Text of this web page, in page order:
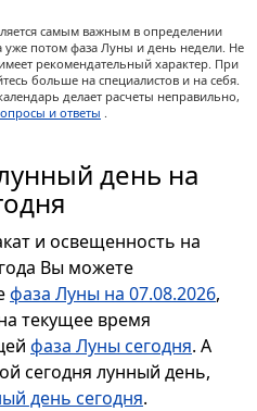
самым важным в определении
потом фаза Луны и день недели. Не
рекомендательный характер. При
больше на специалистов и на себя.
делает расчеты неправильно,
и ответы .
день на
и освещенность на
Вы можете
фаза Луны на 07.08.2026,
текущее время
фаза Луны сегодня. А
сегодня лунный день,
день сегодня.